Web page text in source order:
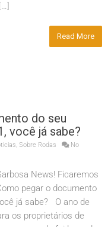
Read More
do seu
você já sabe?
, Sobre Rodas
No
News! Ficaremos
pegar o documento
já sabe? O ano de
os proprietários de